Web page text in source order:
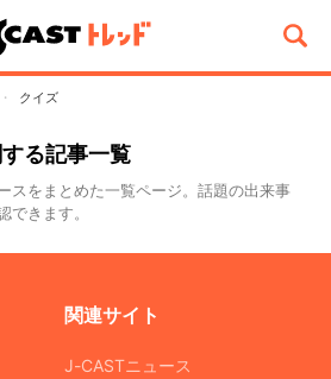
クイズ
る記事一覧
スをまとめた一覧ページ。話題の出来事
できます。
関連サイト
J-CASTニュース